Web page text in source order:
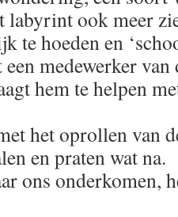
labyrint ook meer
te hoeden en
medewerker van
hem te helpen
het oprollen van
en praten wat na.
ons onderkomen,